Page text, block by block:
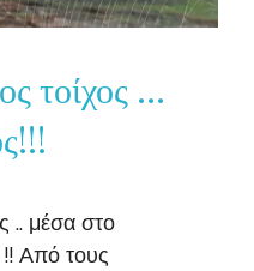
τοίχος …
.. μέσα στο
Από τους